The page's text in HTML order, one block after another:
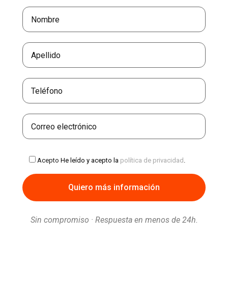
Acepto He leído y acepto la política de privacidad .
Sin compromiso · Respuesta en menos de 24h.